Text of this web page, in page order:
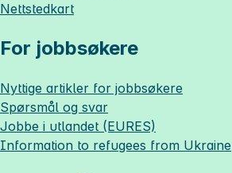
Nettstedkart
For jobbsøkere
Nyttige artikler for jobbsøkere
Spørsmål og svar
Jobbe i utlandet (EURES)
Information to refugees from Ukraine